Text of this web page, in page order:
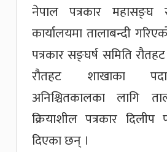
नेपाल पत्रकार महासङ्घ
कार्यालयमा तालाबन्दी
पत्रकार सङ्घर्ष समिति
रौतहट शाखाका
अनिश्चितकालका लागि
क्रियाशील पत्रकार दिलीप
दिएका छन् ।